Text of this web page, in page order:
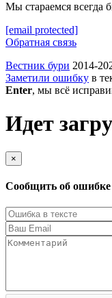
Мы стараемся всегда
[email protected]
Обратная связь
Вестник бури 2014-
Заметили ошибку в
Enter, мы всё
Идет
×
Сообщить об ошибке